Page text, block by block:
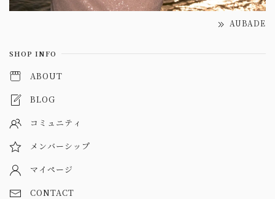
AUBADE
SHOP INFO
ABOUT
BLOG
コミュニティ
メンバーシップ
マイページ
CONTACT